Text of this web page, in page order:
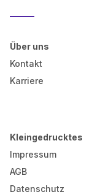
Über uns
Kontakt
Karriere
Kleingedrucktes
Impressum
AGB
Datenschutz